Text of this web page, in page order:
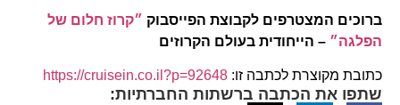
ברוכים המצטרפים לקבוצת הפייסבוק״קרוז חלום של
הפלגה״– הייחודית בעולם הקרוזים
כתובת מקוצרת לכתבה זו: https://cruisein.co.il?p=92648
שתפו את הכתבה ברשתות החברתיות: